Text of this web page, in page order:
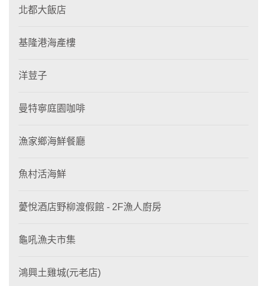
北都大飯店
基隆港海產樓
洋荳子
曼特寧庭園咖啡
漁家鄉海鮮餐廳
魚村活海鮮
薆悅酒店野柳渡假館 - 2F漁人廚房
龜吼漁夫市集
鴻興土雞城(元老店)